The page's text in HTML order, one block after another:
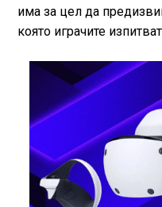
има за цел да
която играчите